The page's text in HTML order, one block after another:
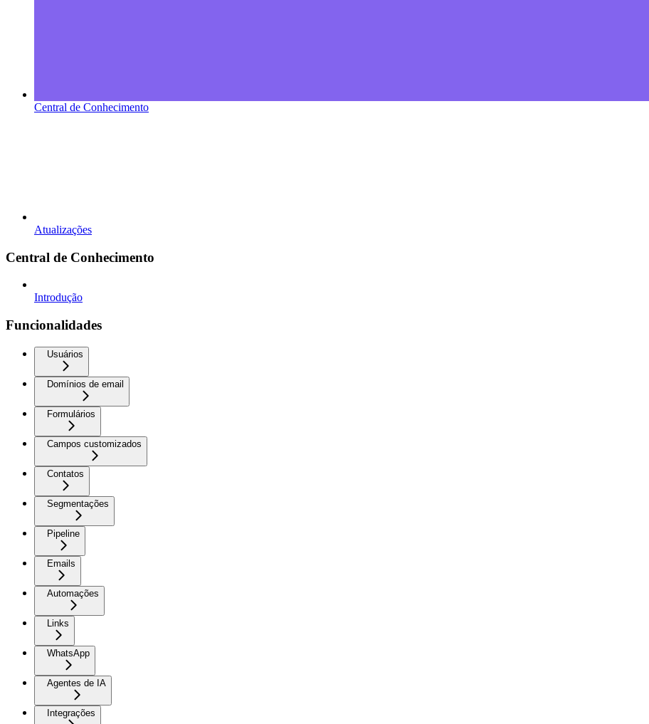
Central de Conhecimento
Atualizações
Central de Conhecimento
Introdução
Funcionalidades
Usuários
Domínios de email
Formulários
Campos customizados
Contatos
Segmentações
Pipeline
Emails
Automações
Links
WhatsApp
Agentes de IA
Integrações